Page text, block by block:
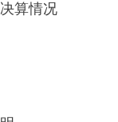
算情况